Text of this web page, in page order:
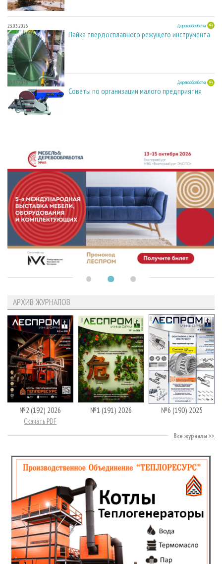
23.03.2026 Деревообработка
Пайка твердосплавного режущего инструмента
23.03.2026 Деревообработка
Советы по организации малого предприятия
АРХИВ ЖУРНАЛОВ
№2 (192) 2026
Скачать PDF
№1 (191) 2026 №6 (190) 2025
Все журналы